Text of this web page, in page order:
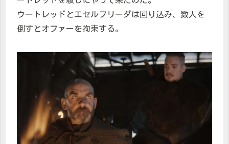
ウートレッドとエセルフリーダは回り込み、数人を
倒すとオファーを拘束する。